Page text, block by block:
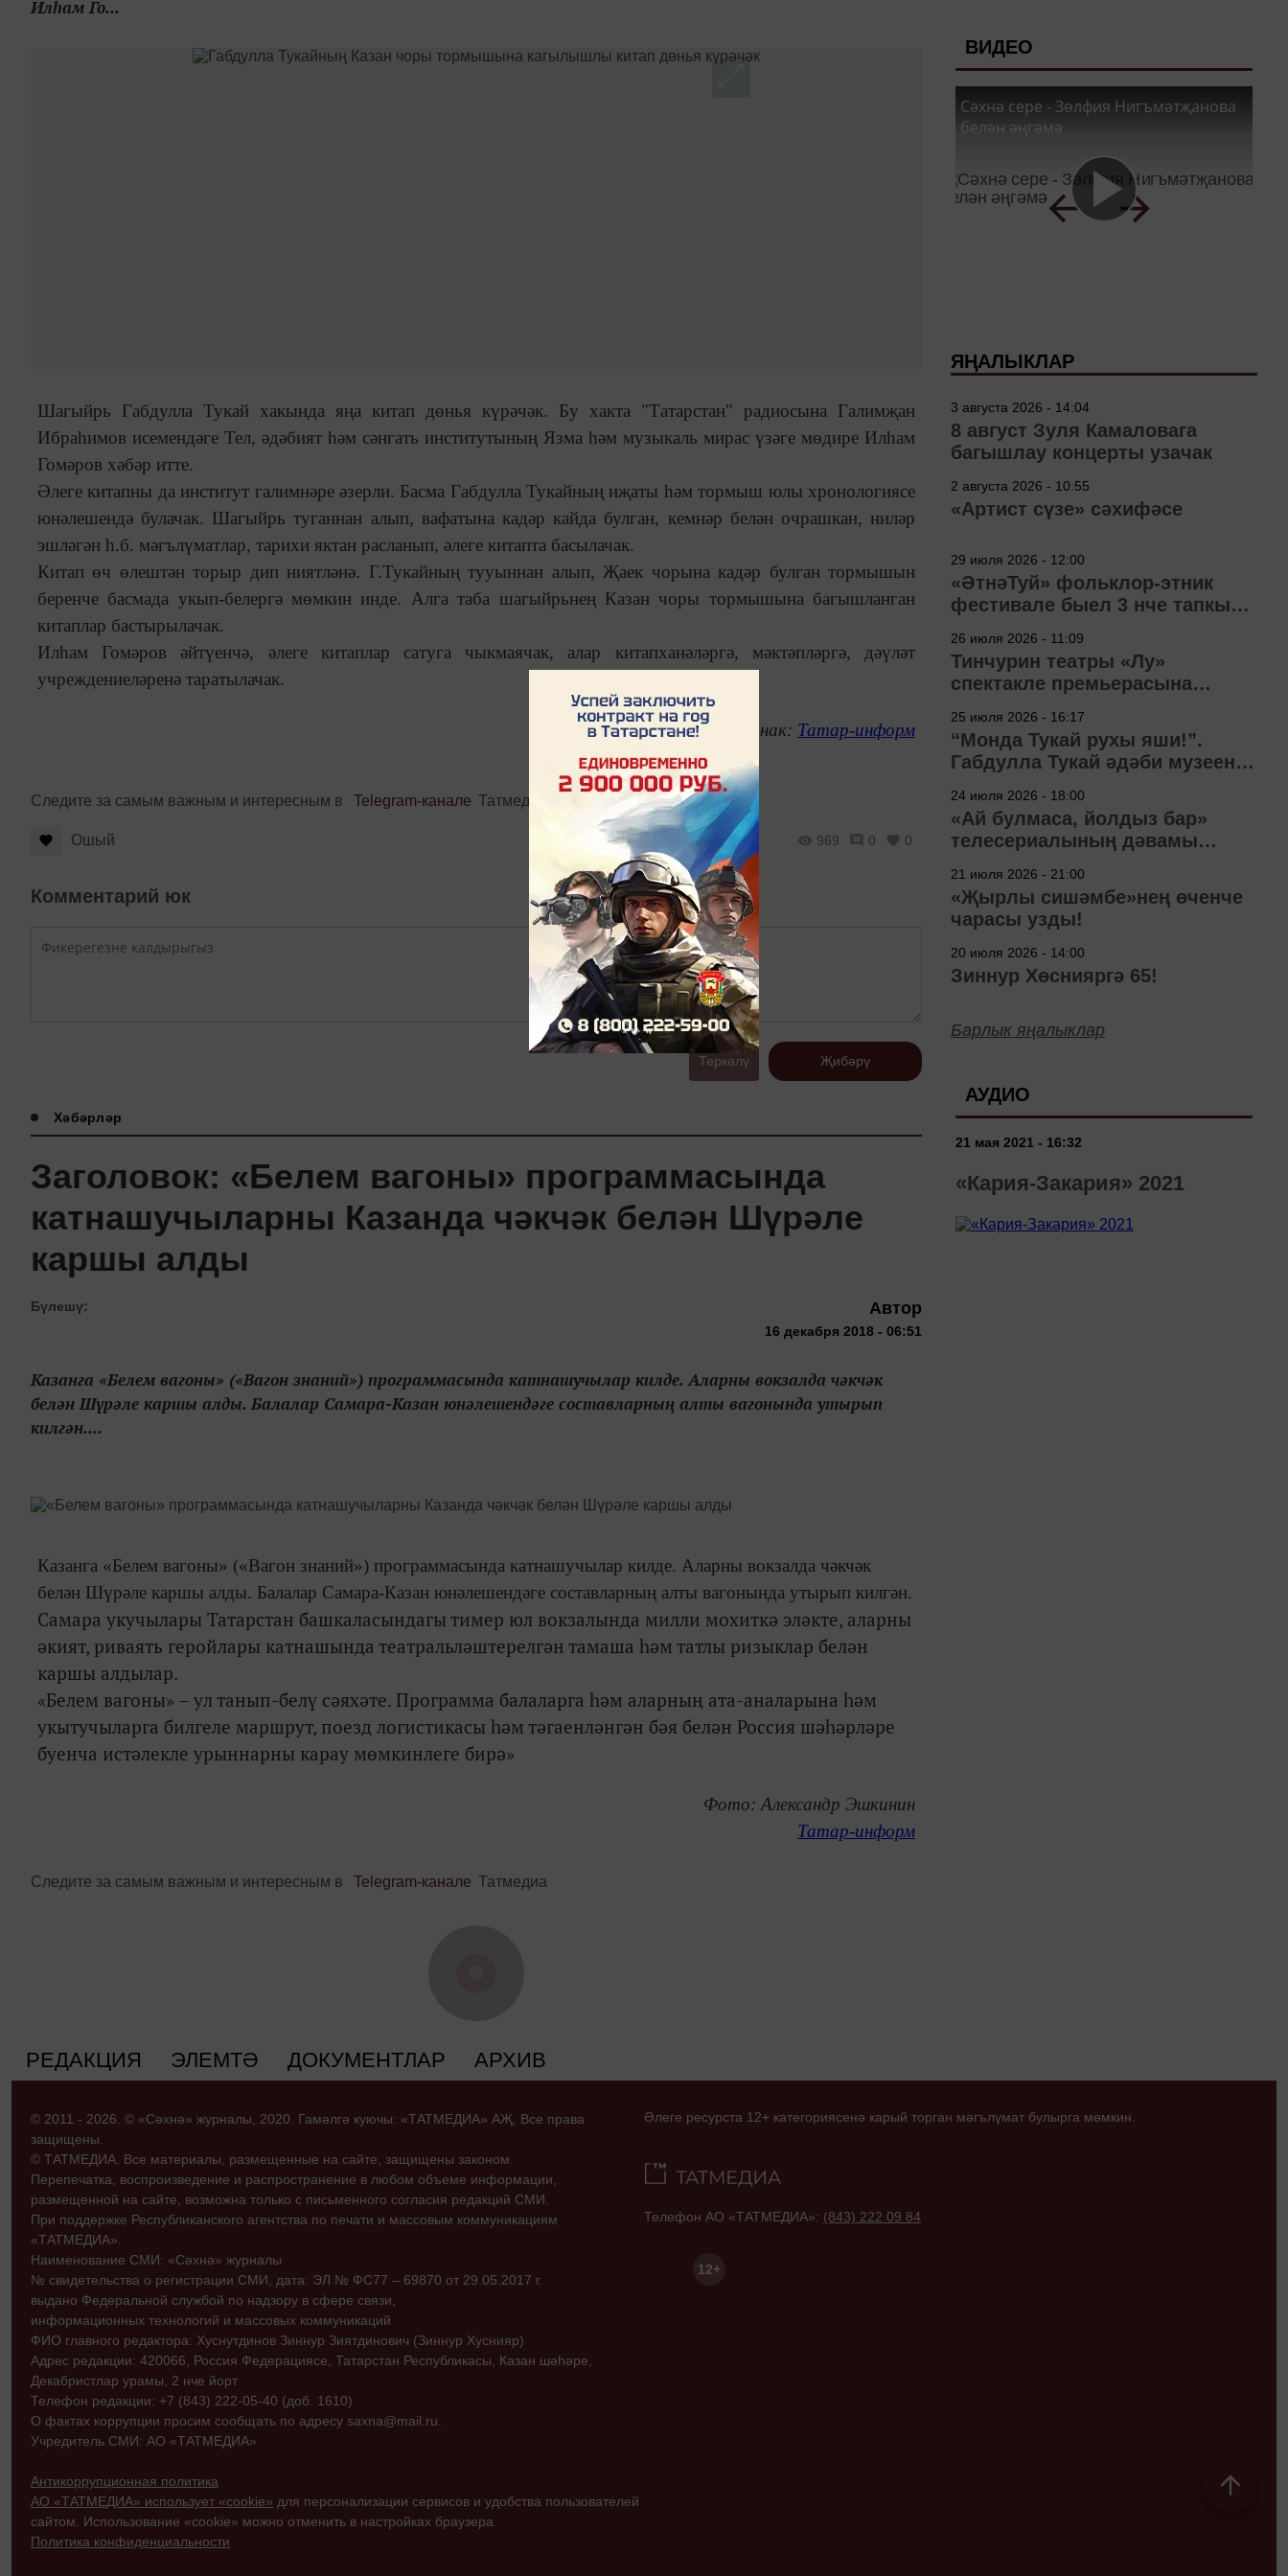
Илһам Го...
Шагыйрь Габдулла Тукай хакында яңа китап дөнья күрәчәк. Бу хакта "Татарстан" радиосына Галимҗан
Ибраһимов исемендәге Тел, әдәбият һәм сәнгать институтының Язма һәм музыкаль мирас үзәге мөдире Илһам
Гомәров хәбәр итте.
Әлеге китапны да институт галимнәре әзерли. Басма Габдулла Тукайның иҗаты һәм тормыш юлы хронологиясе
юнәлешендә булачак. Шагыйрь туганнан алып, вафатына кадәр кайда булган, кемнәр белән очрашкан, ниләр
эшләгән һ.б. мәгълүматлар, тарихи яктан расланып, әлеге китапта басылачак.
Китап өч өлештән торыр дип ниятләнә. Г.Тукайның тууыннан алып, Җаек чорына кадәр булган тормышын
беренче басмада укып-белергә мөмкин инде. Алга таба шагыйрьнең Казан чоры тормышына багышланган
китаплар бастырылачак.
Илһам Гомәров әйтүенчә, әлеге китаплар сатуга чыкмаячак, алар китапханәләргә, мәктәпләргә, дәүләт
учреждениеләренә таратылачак.
Чыганак: Татар-информ
Следите за самым важным и интересным в Telegram-канале Татмедиа
Ошый 969 0 0
Комментарий юк
Теркәлү Җибәрү
Хәбәрләр
Заголовок: «Белем вагоны» программасында
катнашучыларны Казанда чәкчәк белән Шүрәле
каршы алды
Бүлешү: Автор
16 декабря 2018 - 06:51
Казанга «Белем вагоны» («Вагон знаний») программасында катнашучылар килде. Аларны вокзалда чәкчәк
белән Шүрәле каршы алды. Балалар Самара-Казан юнәлешендәге составларның алты вагонында утырып
килгән....
Казанга «Белем вагоны» («Вагон знаний») программасында катнашучылар килде. Аларны вокзалда чәкчәк
белән Шүрәле каршы алды. Балалар Самара-Казан юнәлешендәге составларның алты вагонында утырып килгән.
Самара укучылары Татарстан башкаласындагы тимер юл вокзалында милли мохиткә эләкте, аларны
әкият, риваять геройлары катнашында театральләштерелгән тамаша һәм татлы ризыклар белән
каршы алдылар.
«Белем вагоны» – ул танып-белү сәяхәте. Программа балаларга һәм аларның ата-аналарына һәм
укытучыларга билгеле маршрут, поезд логистикасы һәм тәгаенләнгән бәя белән Россия шәһәрләре
буенча истәлекле урыннарны карау мөмкинлеге бирә»
Фото: Александр Эшкинин
Татар-информ
Следите за самым важным и интересным в Telegram-канале Татмедиа
ВИДЕО
Сәхнә сере - Зөлфия Нигъмәтҗанова
белән әңгәмә
ЯҢАЛЫКЛАР
3 августа 2026 - 14:04
8 август Зуля Камаловага
багышлау концерты узачак
2 августа 2026 - 10:55
«Артист сүзе» сәхифәсе
29 июля 2026 - 12:00
«ӘтнәТуй» фольклор-этник
фестивале быел 3 нче тапкыр
26 июля 2026 - 11:09
Тинчурин театры «Лу»
спектакле премьерасына
25 июля 2026 - 16:17
“Монда Тукай рухы яши!”.
Габдулла Тукай әдәби музеена
24 июля 2026 - 18:00
«Ай булмаса, йолдыз бар»
телесериалының дәвамы
21 июля 2026 - 21:00
«Җырлы сишәмбе»нең өченче
чарасы узды!
20 июля 2026 - 14:00
Зиннур Хөснияргә 65!
Барлык яңалыклар
АУДИО
21 мая 2021 - 16:32
«Кария-Закария» 2021
РЕДАКЦИЯ ЭЛЕМТӘ ДОКУМЕНТЛАР АРХИВ
© 2011 - 2026. © «Сәхнә» журналы, 2020. Гамәлгә куючы: «ТАТМЕДИА» АҖ. Все права
защищены.
© ТАТМЕДИА. Все материалы, размещенные на сайте, защищены законом.
Перепечатка, воспроизведение и распространение в любом объеме информации,
размещенной на сайте, возможна только с письменного согласия редакций СМИ.
При поддержке Республиканского агентства по печати и массовым коммуникациям
«ТАТМЕДИА».
Наименование СМИ: «Сәхнә» журналы
№ свидетельства о регистрации СМИ, дата: ЭЛ № ФС77 – 69870 от 29.05.2017 г.
выдано Федеральной службой по надзору в сфере связи,
информационных технологий и массовых коммуникаций
ФИО главного редактора: Хуснутдинов Зиннур Зиятдинович (Зиннур Хуснияр)
Адрес редакции: 420066, Россия Федерациясе, Татарстан Республикасы, Казан шәһәре,
Декабристлар урамы, 2 нче йорт
Телефон редакции: +7 (843) 222-05-40 (доб. 1610)
О фактах коррупции просим сообщать по адресу saxna@mail.ru.
Учредитель СМИ: АО «ТАТМЕДИА»
Антикоррупционная политика
АО «ТАТМЕДИА» использует «cookie» для персонализации сервисов и удобства пользователей
сайтом. Использование «cookie» можно отменить в настройках браузера.
Политика конфиденциальности
Әлеге ресурста 12+ категориясенә карый торган мәгълүмат булырга мөмкин.
Телефон АО «ТАТМЕДИА»: (843) 222 09 84
12+